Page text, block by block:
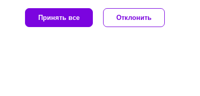
Принять все Отклонить